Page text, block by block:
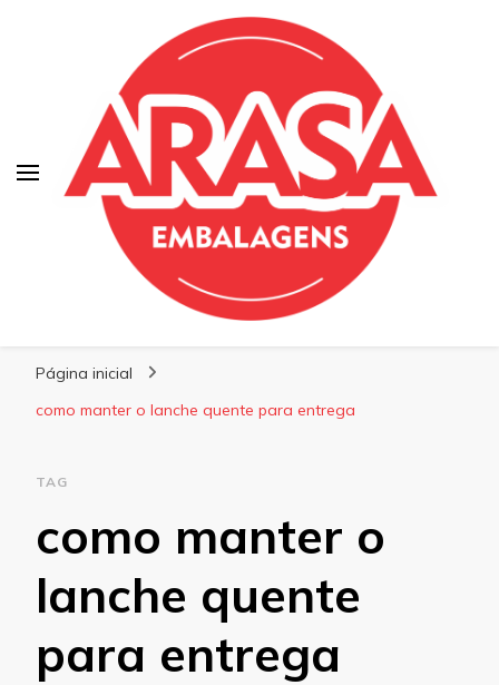
pizzas, doces e salgados. Tudo para seu
comércio com a qualidade Arasa. Leia nossos
Página inicial
como manter o lanche quente para entrega
TAG
como manter o
lanche quente
para entrega